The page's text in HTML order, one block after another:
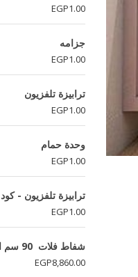
EGP1.00
جزامه
EGP1.00
ترابيزة تلفزيون
EGP1.00
وحدة حمام
EGP1.00
ترابيزة تلفزيون - كود B 116
EGP1.00
شفاط فلات 90 سم البا
EGP8,860.00